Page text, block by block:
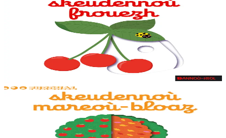
Skeudennoù frouezh
Skeudennoù bev azasaet ouzh ar re vihanañ war bep bajenn zoubl,
adalek ar golo. Ur c'hoari bihan evit kemer plijadur gant ar gerioù e
dibenn al levr.
1 vloaz hag ouzhpenn
Skeudennoù mareoù-bloaz
Skeudennoù bev azasaet ouzh ar re vihanañ war bep bajenn zoubl,